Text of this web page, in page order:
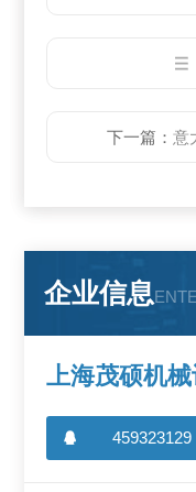
下一篇： 意
企业信息
上海茂硕机
459323129